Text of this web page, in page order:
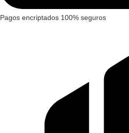
Pagos encriptados 100% seguros